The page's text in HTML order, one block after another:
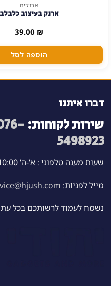
ארנקים
ארנק בעיצוב כלבלב
39.00 ₪
הוספה לסל
דברו איתנו
שירות לקוחות:
5498923
שעות מענה טלפוני : א’-ה’ 10:00 – 13:00
מייל לפניות:
נשמח לעמוד לרשותכם בכל עת